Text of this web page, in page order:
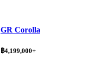
GR Corolla
฿4,199,000+